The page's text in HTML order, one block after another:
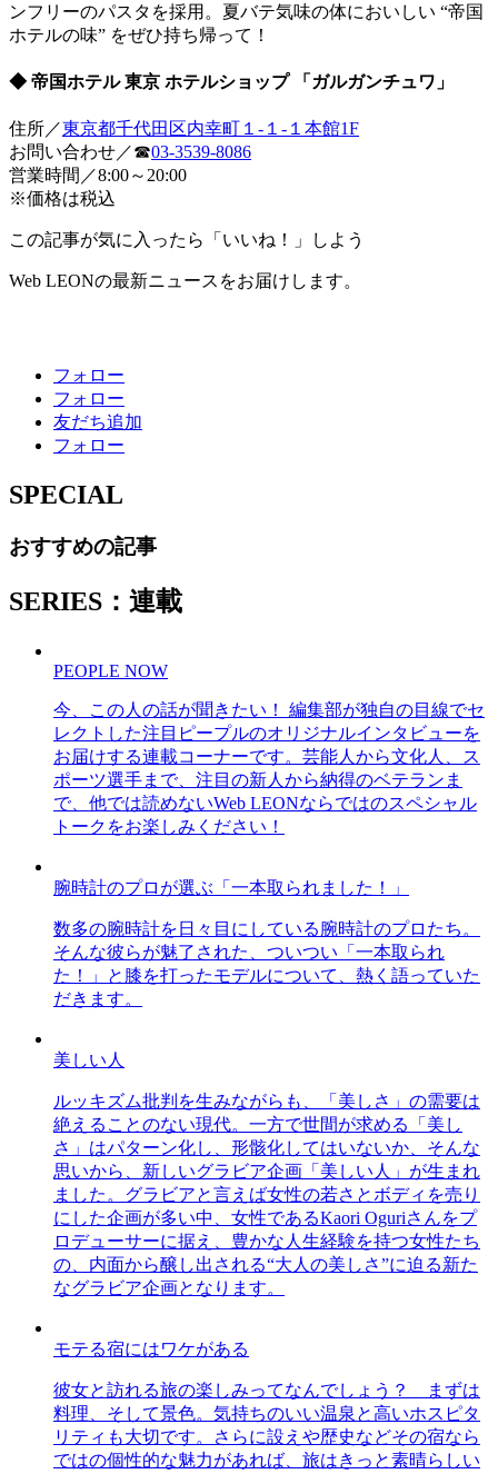
ンフリーのパスタを採用。夏バテ気味の体においしい “帝国
ホテルの味” をぜひ持ち帰って！
◆ 帝国ホテル 東京 ホテルショップ 「ガルガンチュワ」
住所／東京都千代田区内幸町１-１-１本館1F
お問い合わせ／☎03-3539-8086
営業時間／8:00～20:00
※価格は税込
この記事が気に入ったら「いいね！」しよう
Web LEONの最新ニュースをお届けします。
フォロー
フォロー
友だち追加
フォロー
SPECIAL
おすすめの記事
SERIES：連載
PEOPLE NOW
今、この人の話が聞きたい！ 編集部が独自の目線でセ
レクトした注目ピープルのオリジナルインタビューを
お届けする連載コーナーです。芸能人から文化人、ス
ポーツ選手まで、注目の新人から納得のベテランま
で、他では読めないWeb LEONならではのスペシャル
トークをお楽しみください！
腕時計のプロが選ぶ「一本取られました！」
数多の腕時計を日々目にしている腕時計のプロたち。
そんな彼らが魅了された、ついつい「一本取られ
た！」と膝を打ったモデルについて、熱く語っていた
だきます。
美しい人
ルッキズム批判を生みながらも、「美しさ」の需要は
絶えることのない現代。一方で世間が求める「美し
さ」はパターン化し、形骸化してはいないか、そんな
思いから、新しいグラビア企画「美しい人」が生まれ
ました。グラビアと言えば女性の若さとボディを売り
にした企画が多い中、女性であるKaori Oguriさんをプ
ロデューサーに据え、豊かな人生経験を持つ女性たち
の、内面から醸し出される“大人の美しさ”に迫る新た
なグラビア企画となります。
モテる宿にはワケがある
彼女と訪れる旅の楽しみってなんでしょう？ まずは
料理、そして景色。気持ちのいい温泉と高いホスピタ
リティも大切です。さらに設えや歴史などその宿なら
ではの個性的な魅力があれば、旅はきっと素晴らしい